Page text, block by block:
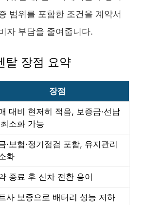
범위를 포함한 조건을 계약서
자 부담을 줄여줍니다.
탈 장점 요약
장점
대비 현저히 적음, 보증금·선납
소화 가능
·보험·정기점검 포함, 유지관리
화
종료 후 신차 전환 용이
사 보증으로 배터리 성능 저하